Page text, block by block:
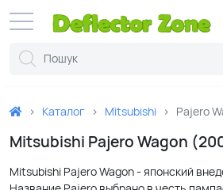
Каталог Mitsubishi Pajero
Mitsubishi Pajero Wagon
Mitsubishi Pajero Wagon - японский